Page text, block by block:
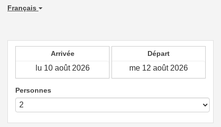
Français
Arrivée Départ
Personnes